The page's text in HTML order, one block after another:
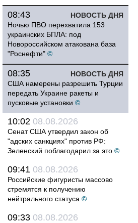
НОВОСТЬ ДНЯ
08:43
Ночью ПВО перехватила 153
украинских БПЛА: под
Новороссийском атакована база
"Роснефти" ©
НОВОСТЬ ДНЯ
08:35
США намерены разрешить Турции
передать Украине ракеты и
пусковые установки ©
10:02 08.08.2026
Сенат США утвердил закон об
"адских санкциях" против РФ:
Зеленский поблагодарил за это ©
09:41 08.08.2026
Российские фигуристы массово
стремятся к получению
нейтрального статуса ©
09:33 08.08.2026